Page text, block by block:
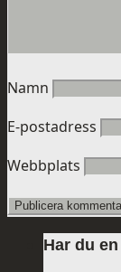
Namn
E-postadress
Webbplats
Har du